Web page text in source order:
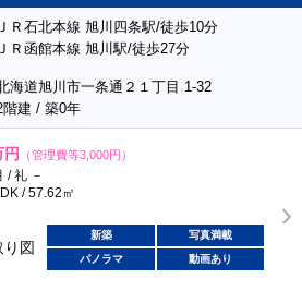
ＪＲ石北本線 旭川四条駅/徒歩10分
ＪＲ函館本線 旭川駅/徒歩27分
海道旭川市一条通２１丁目 1-32
階建 / 築0年
円 （管理費等3,000円）
/ 礼 －
/ 57.62㎡
新築
写真満載
パノラマ
動画あり